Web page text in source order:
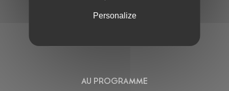
AU PROGRAMME
Personalize